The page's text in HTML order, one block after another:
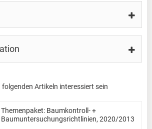
Artikeln interessiert sein
Themenpaket: Baumkontroll- +
Baumuntersuchungsrichtlinien, 2020/2013